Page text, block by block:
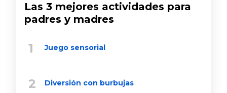
Las 3 mejores actividades para
padres y madres
Juego sensorial
Diversión con burbujas